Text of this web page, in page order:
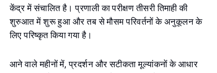
केंद्र में संचालित है। प्रणाली का परीक्षण तीसरी तिमाही की
शुरुआत में शुरू हुआ और तब से मौसम परिवर्तनों के अनुकूलन के
लिए परिष्कृत किया गया है।
आने वाले महीनों में, प्रदर्शन और सटीकता मूल्यांकनों के आधार